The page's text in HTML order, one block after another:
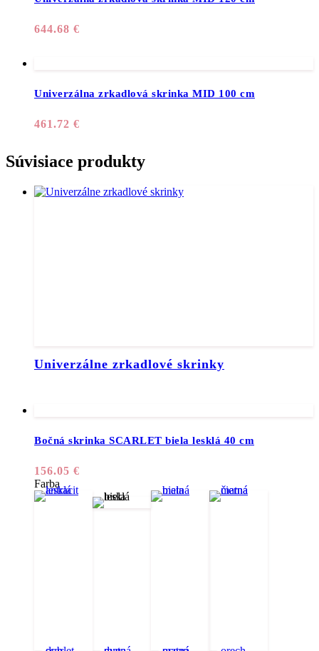
644.68 €
Univerzálna zrkadlová skrinka MID 100 cm
461.72 €
Súvisiace produkty
Univerzálne zrkadlové skrinky
Bočná skrinka SCARLET biela lesklá 40 cm
156.05 €
Farba